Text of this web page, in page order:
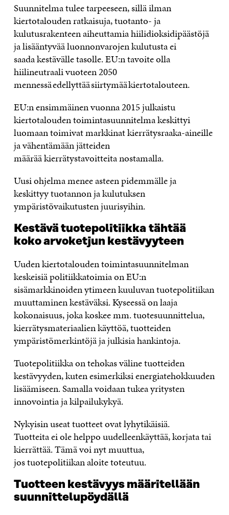
Suunnitelma tulee tarpeeseen, sillä ilman
kiertotalouden ratkaisuja, tuotanto- ja
kulutusrakenteen aiheuttamia hiilidioksidipäästöjä
ja lisääntyvää luonnonvarojen kulutusta ei
saada kestävälle tasolle. EU:n tavoite olla
hiilineutraali vuoteen 2050
mennessä edellyttää siirtymää kiertotalouteen.
EU:n ensimmäinen vuonna 2015 julkaistu
kiertotalouden toimintasuunnitelma keskittyi
luomaan toimivat markkinat kierrätysraaka-aineille
ja vähentämään jätteiden
määrää kierrätystavoitteitanostamalla.
Uusi ohjelma menee asteen pidemmälle ja
keskittyy tuotannon ja kulutuksen
ympäristövaikutusten juurisyihin.
Kestävä tuotepolitiikka tähtää
koko arvoketjun kestävyyteen
Uuden kiertotalouden toimintasuunnitelman
keskeisiä politiikkatoimia on EU:n
sisämarkkinoiden ytimeen kuuluvan tuotepolitiikan
muuttaminen kestäväksi. Kyseessä on laaja
kokonaisuus, joka koskee mm. tuotesuunnittelua,
kierrätysmateriaalien käyttöä, tuotteiden
ympäristömerkintöjä ja julkisia hankintoja.
Tuotepolitiikka on tehokas väline tuotteiden
kestävyyden, kuten esimerkiksi energiatehokkuuden
lisäämiseen. Samalla voidaan tukeayritysten
innovointia ja kilpailukykyä.
Nykyisin useat tuotteet ovat lyhytikäisiä.
Tuotteitaei ole helppo uudelleenkäyttää, korjata tai
kierrättää.Tämä voi nyt muuttua,
jos tuotepolitiikan aloite toteutuu.
Tuotteen kestävyys määritellään
suunnittelupöydällä